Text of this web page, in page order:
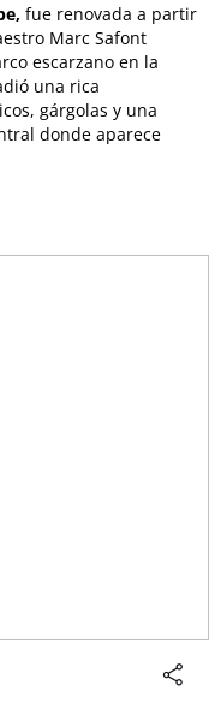
fue renovada a partir
Marc Safont
escarzano en la
una rica
gárgolas y una
donde aparece